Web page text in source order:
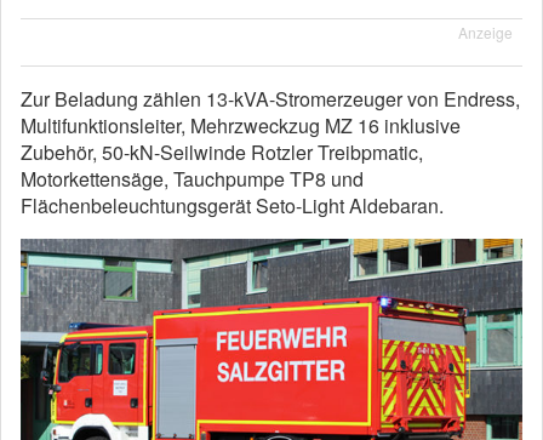
Anzeige
Zur Beladung zählen 13-kVA-Stromerzeuger von Endress,
Multifunktionsleiter, Mehrzweckzug MZ 16 inklusive
Zubehör, 50-kN-Seilwinde Rotzler Treibpmatic,
Motorkettensäge, Tauchpumpe TP8 und
Flächenbeleuchtungsgerät Seto-Light Aldebaran.